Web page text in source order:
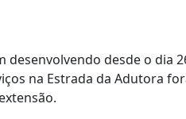
desenvolvendo desde o dia
na Estrada da Adutora